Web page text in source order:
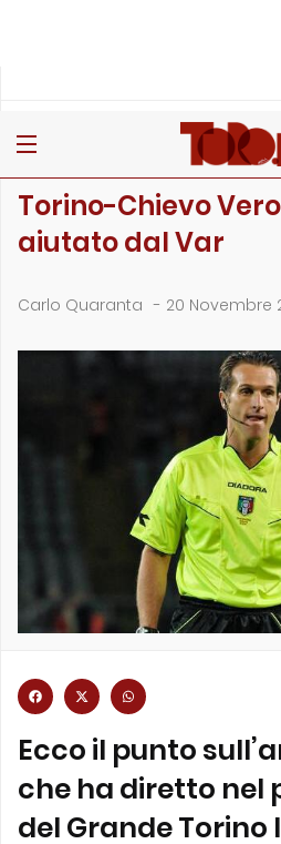
»
Torino-Chievo
aiutato dal Var
Carlo Quaranta - 20 Novembre
Ecco il punto
che ha diretto nel
del Grande Torino